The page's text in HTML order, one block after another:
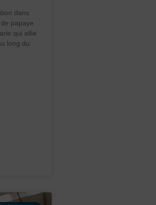
dans
papaye
qui allie
long du